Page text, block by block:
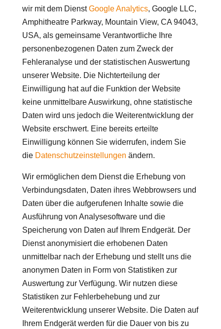
wir mit dem DienstGoogle Analytics, Google LLC,
Amphitheatre Parkway, Mountain View, CA 94043,
USA, als gemeinsame Verantwortliche Ihre
personenbezogenen Daten zum Zweck der
Fehleranalyse und der statistischen Auswertung
unserer Website. Die Nichterteilung der
Einwilligung hat auf die Funktion der Website
keine unmittelbare Auswirkung, ohne statistische
Daten wird uns jedoch die Weiterentwicklung der
Website erschwert. Eine bereits erteilte
Einwilligung können Sie widerrufen, indem Sie
die Datenschutzeinstellungen ändern.
Wir ermöglichen dem Dienst die Erhebung von
Verbindungsdaten, Daten ihres Webbrowsers und
Daten über die aufgerufenen Inhalte sowie die
Ausführung von Analysesoftware und die
Speicherung von Daten auf Ihrem Endgerät. Der
Dienst anonymisiert die erhobenen Daten
unmittelbar nach der Erhebung und stellt uns die
anonymen Daten in Form von Statistiken zur
Auswertung zur Verfügung. Wir nutzen diese
Statistiken zur Fehlerbehebung und zur
Weiterentwicklung unserer Website. Die Daten auf
Ihrem Endgerät werden für die Dauer von bis zu